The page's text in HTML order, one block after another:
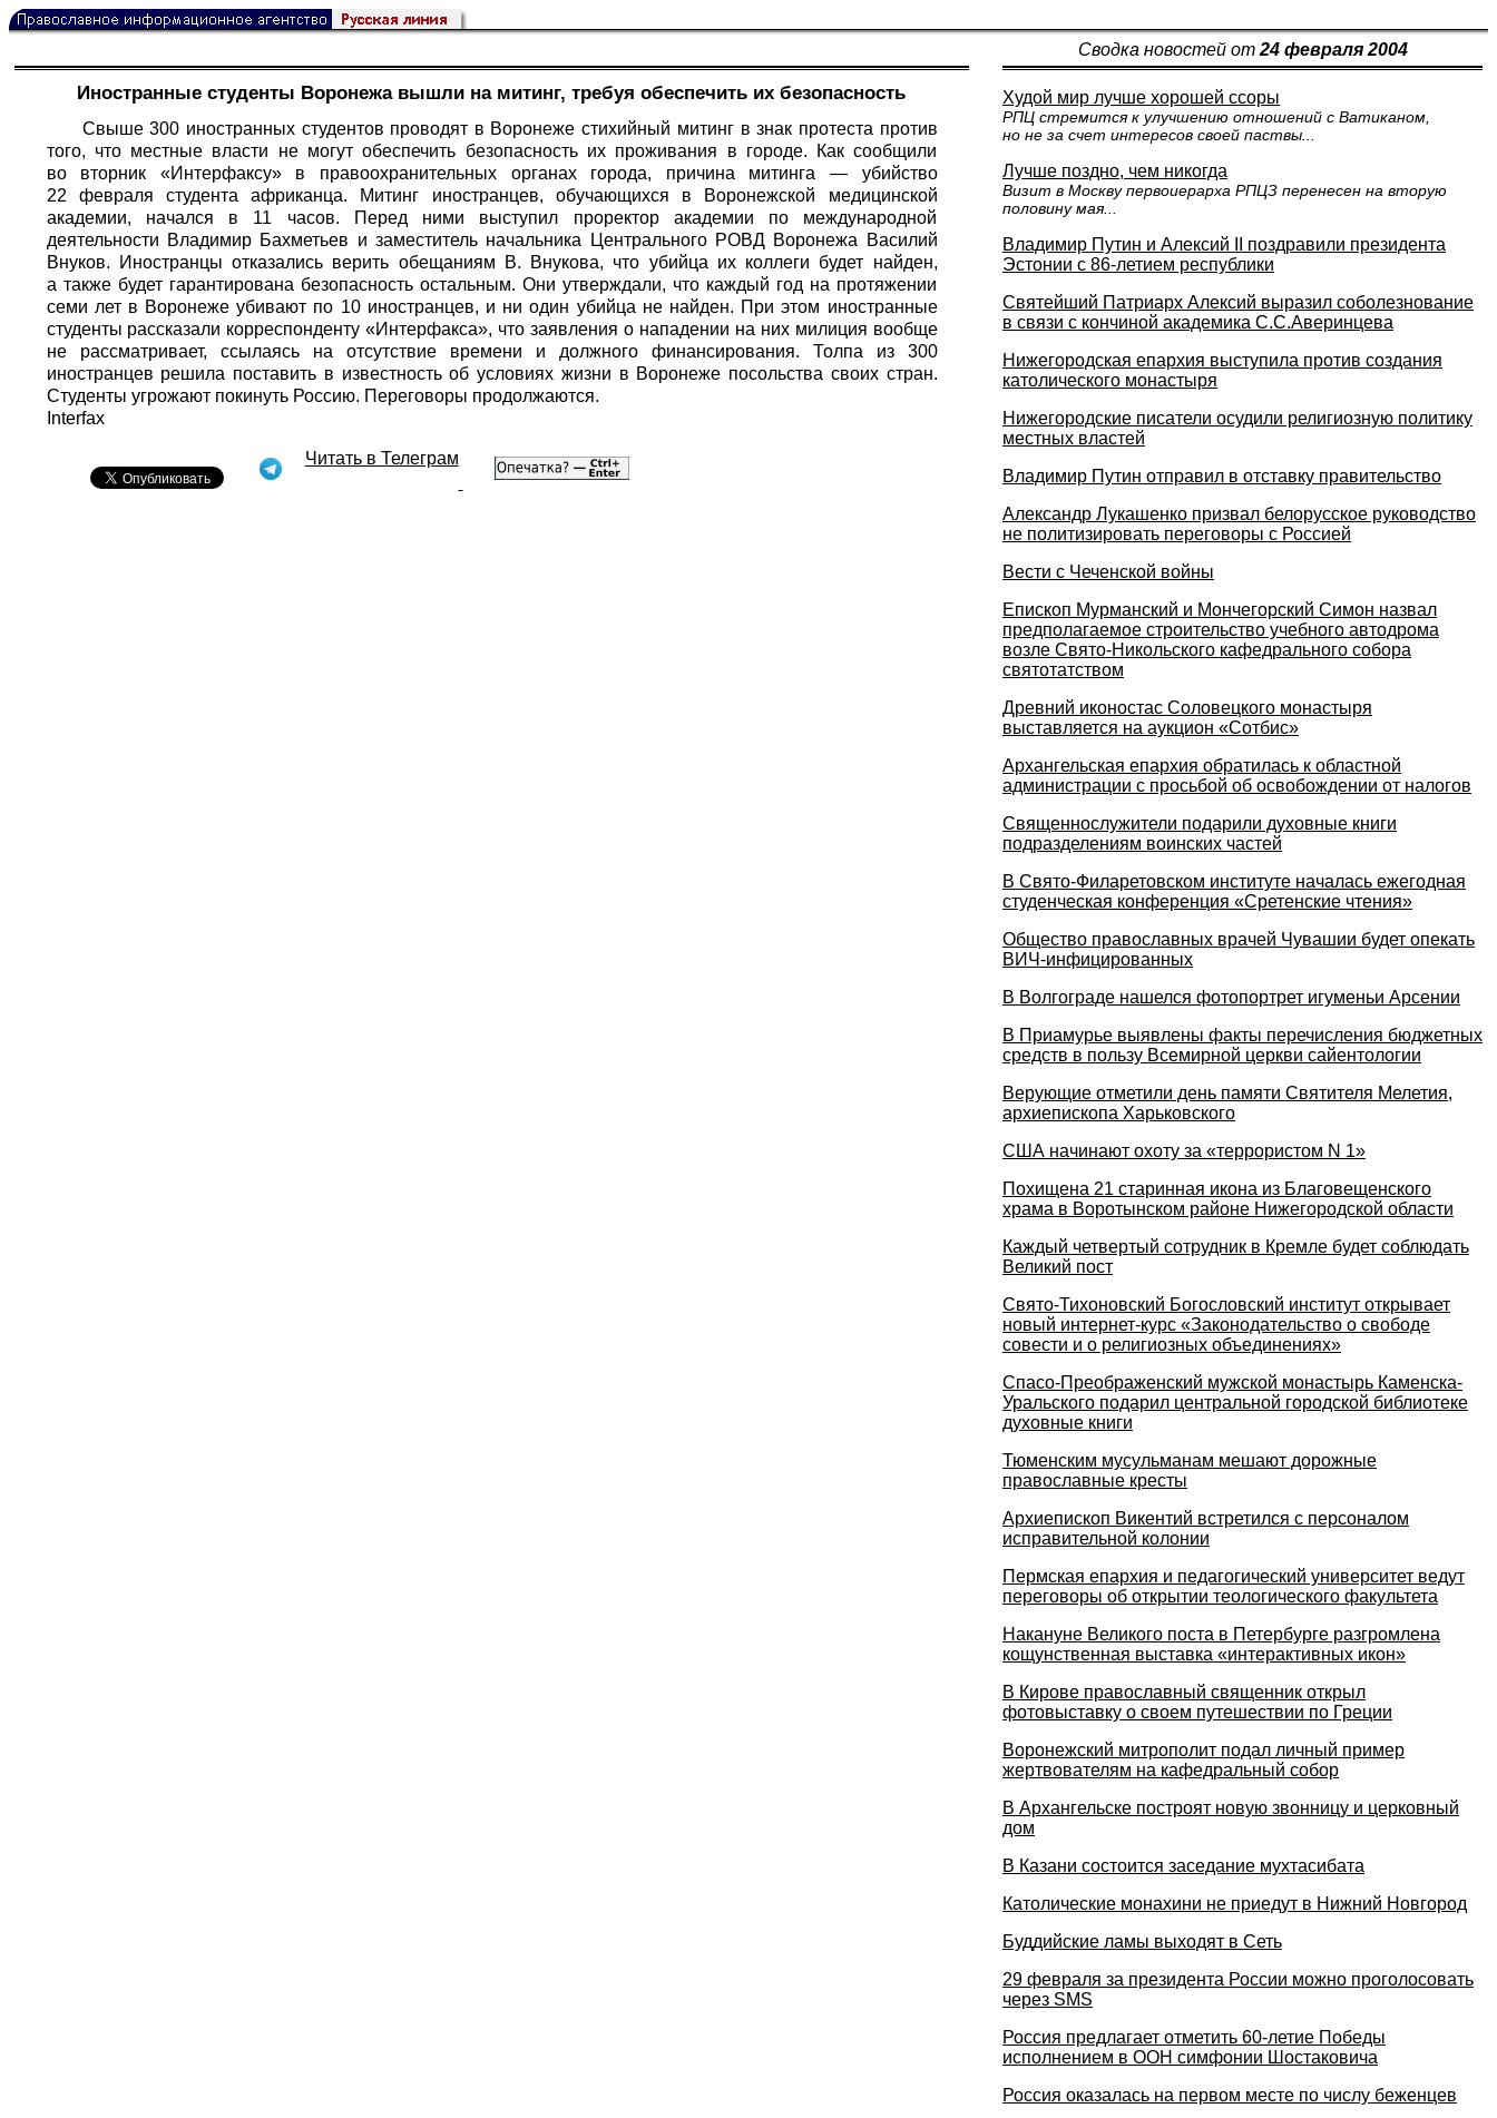
Сводка новостей от 24 февраля 2004
Иностранные студенты Воронежа вышли на митинг, требуя обеспечить их безопасность
Свыше 300 иностранных студентов проводят в Воронеже стихийный митинг в знак протеста против
того, что местные власти не могут обеспечить безопасность их проживания в городе. Как сообщили
во вторник «Интерфаксу» в правоохранительных органах города, причина митинга — убийство
22 февраля студента африканца. Митинг иностранцев, обучающихся в Воронежской медицинской
академии, начался в 11 часов. Перед ними выступил проректор академии по международной
деятельности Владимир Бахметьев и заместитель начальника Центрального РОВД Воронежа Василий
Внуков. Иностранцы отказались верить обещаниям В. Внукова, что убийца их коллеги будет найден,
а также будет гарантирована безопасность остальным. Они утверждали, что каждый год на протяжении
семи лет в Воронеже убивают по 10 иностранцев, и ни один убийца не найден. При этом иностранные
студенты рассказали корреспонденту «Интерфакса», что заявления о нападении на них милиция вообще
не рассматривает, ссылаясь на отсутствие времени и должного финансирования. Толпа из 300
иностранцев решила поставить в известность об условиях жизни в Воронеже посольства своих стран.
Студенты угрожают покинуть Россию. Переговоры продолжаются.
Interfax
Читать в Телеграм
Худой мир лучше хорошей ссоры
РПЦ стремится к улучшению отношений с Ватиканом,
но не за счет интересов своей паствы...
Лучше поздно, чем никогда
Визит в Москву первоиерарха РПЦЗ перенесен на вторую
половину мая...
Владимир Путин и Алексий II поздравили президента
Эстонии с 86-летием республики
Святейший Патриарх Алексий выразил соболезнование
в связи с кончиной академика С.С.Аверинцева
Нижегородская епархия выступила против создания
католического монастыря
Нижегородские писатели осудили религиозную политику
местных властей
Владимир Путин отправил в отставку правительство
Александр Лукашенко призвал белорусское руководство
не политизировать переговоры с Россией
Вести с Чеченской войны
Епископ Мурманский и Мончегорский Симон назвал
предполагаемое строительство учебного автодрома
возле Свято-Никольского кафедрального собора
святотатством
Древний иконостас Соловецкого монастыря
выставляется на аукцион «Сотбис»
Архангельская епархия обратилась к областной
администрации с просьбой об освобождении от налогов
Священнослужители подарили духовные книги
подразделениям воинских частей
В Свято-Филаретовском институте началась ежегодная
студенческая конференция «Сретенские чтения»
Общество православных врачей Чувашии будет опекать
ВИЧ-инфицированных
В Волгограде нашелся фотопортрет игуменьи Арсении
В Приамурье выявлены факты перечисления бюджетных
средств в пользу Всемирной церкви сайентологии
Верующие отметили день памяти Святителя Мелетия,
архиепископа Харьковского
США начинают охоту за «террористом N 1»
Похищена 21 старинная икона из Благовещенского
храма в Воротынском районе Нижегородской области
Каждый четвертый сотрудник в Кремле будет соблюдать
Великий пост
Свято-Тихоновский Богословский институт открывает
новый интернет-курс «Законодательство о свободе
совести и о религиозных объединениях»
Спасо-Преображенский мужской монастырь Каменска-
Уральского подарил центральной городской библиотеке
духовные книги
Тюменским мусульманам мешают дорожные
православные кресты
Архиепископ Викентий встретился с персоналом
исправительной колонии
Пермская епархия и педагогический университет ведут
переговоры об открытии теологического факультета
Накануне Великого поста в Петербурге разгромлена
кощунственная выставка «интерактивных икон»
В Кирове православный священник открыл
фотовыставку о своем путешествии по Греции
Воронежский митрополит подал личный пример
жертвователям на кафедральный собор
В Архангельске построят новую звонницу и церковный
дом
В Казани состоится заседание мухтасибата
Католические монахини не приедут в Нижний Новгород
Буддийские ламы выходят в Сеть
29 февраля за президента России можно проголосовать
через SMS
Россия предлагает отметить 60-летие Победы
исполнением в ООН симфонии Шостаковича
Россия оказалась на первом месте по числу беженцев